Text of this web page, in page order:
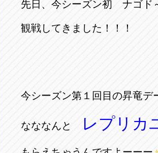
先日、今シーズン初 ナゴド
観戦してきました！！！
今シーズン第１回目の昇竜デ
なななんと レプリカ